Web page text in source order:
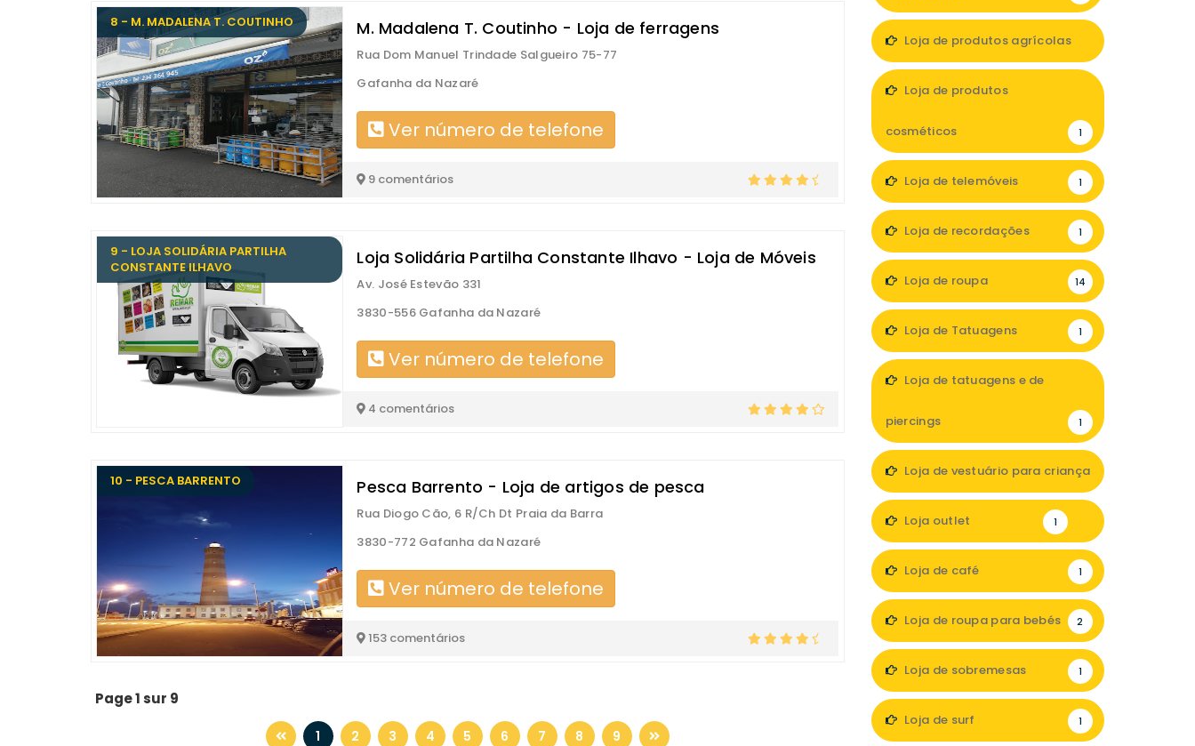
8 - M. MADALENA T. COUTINHO M. Madalena T. Coutinho - Loja de ferragens
Rua Dom Manuel Trindade Salgueiro 75-77
Gafanha da Nazaré
Ver número de telefone
9 comentários
9 - LOJA SOLIDÁRIA PARTILHA
CONSTANTE ILHAVO
Loja Solidária Partilha Constante Ilhavo - Loja de Móveis
Av. José Estevão 331
3830-556 Gafanha da Nazaré
Ver número de telefone
4 comentários
10 - PESCA BARRENTO Pesca Barrento - Loja de artigos de pesca
Rua Diogo Cão, 6 R/Ch Dt Praia da Barra
3830-772 Gafanha da Nazaré
Ver número de telefone
153 comentários
Page 1 sur 9
1 2 3 4 5 6 7 8 9
Loja de produtos agrícolas
Loja de produtos
cosméticos 1
Loja de telemóveis 1
Loja de recordações 1
Loja de roupa 14
Loja de Tatuagens 1
Loja de tatuagens e de
piercings 1
Loja de vestuário para criança
Loja outlet 1
Loja de café 1
Loja de roupa para bebés 2
Loja de sobremesas 1
Loja de surf 1